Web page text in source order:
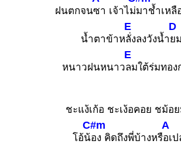
ฝนตกจนซา เจ้าไม่มาช้ำเหลื
น้ำตาข้าห
E
ลั่งลงวังน้ำ
D
ยม
หนาวฝนหนาว
E
ลมใต้ร่มทอง
ชะแง้เก้อ ชะเง้อคอย ชม้อ
โอ้น้
C#m
อง คิดถึงพี่บ้างหรื
A
อเป